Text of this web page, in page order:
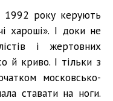
1992 року керують
хароші». І доки не
і жертовних
й криво. І тільки з
московсько-
ставати на ноги.